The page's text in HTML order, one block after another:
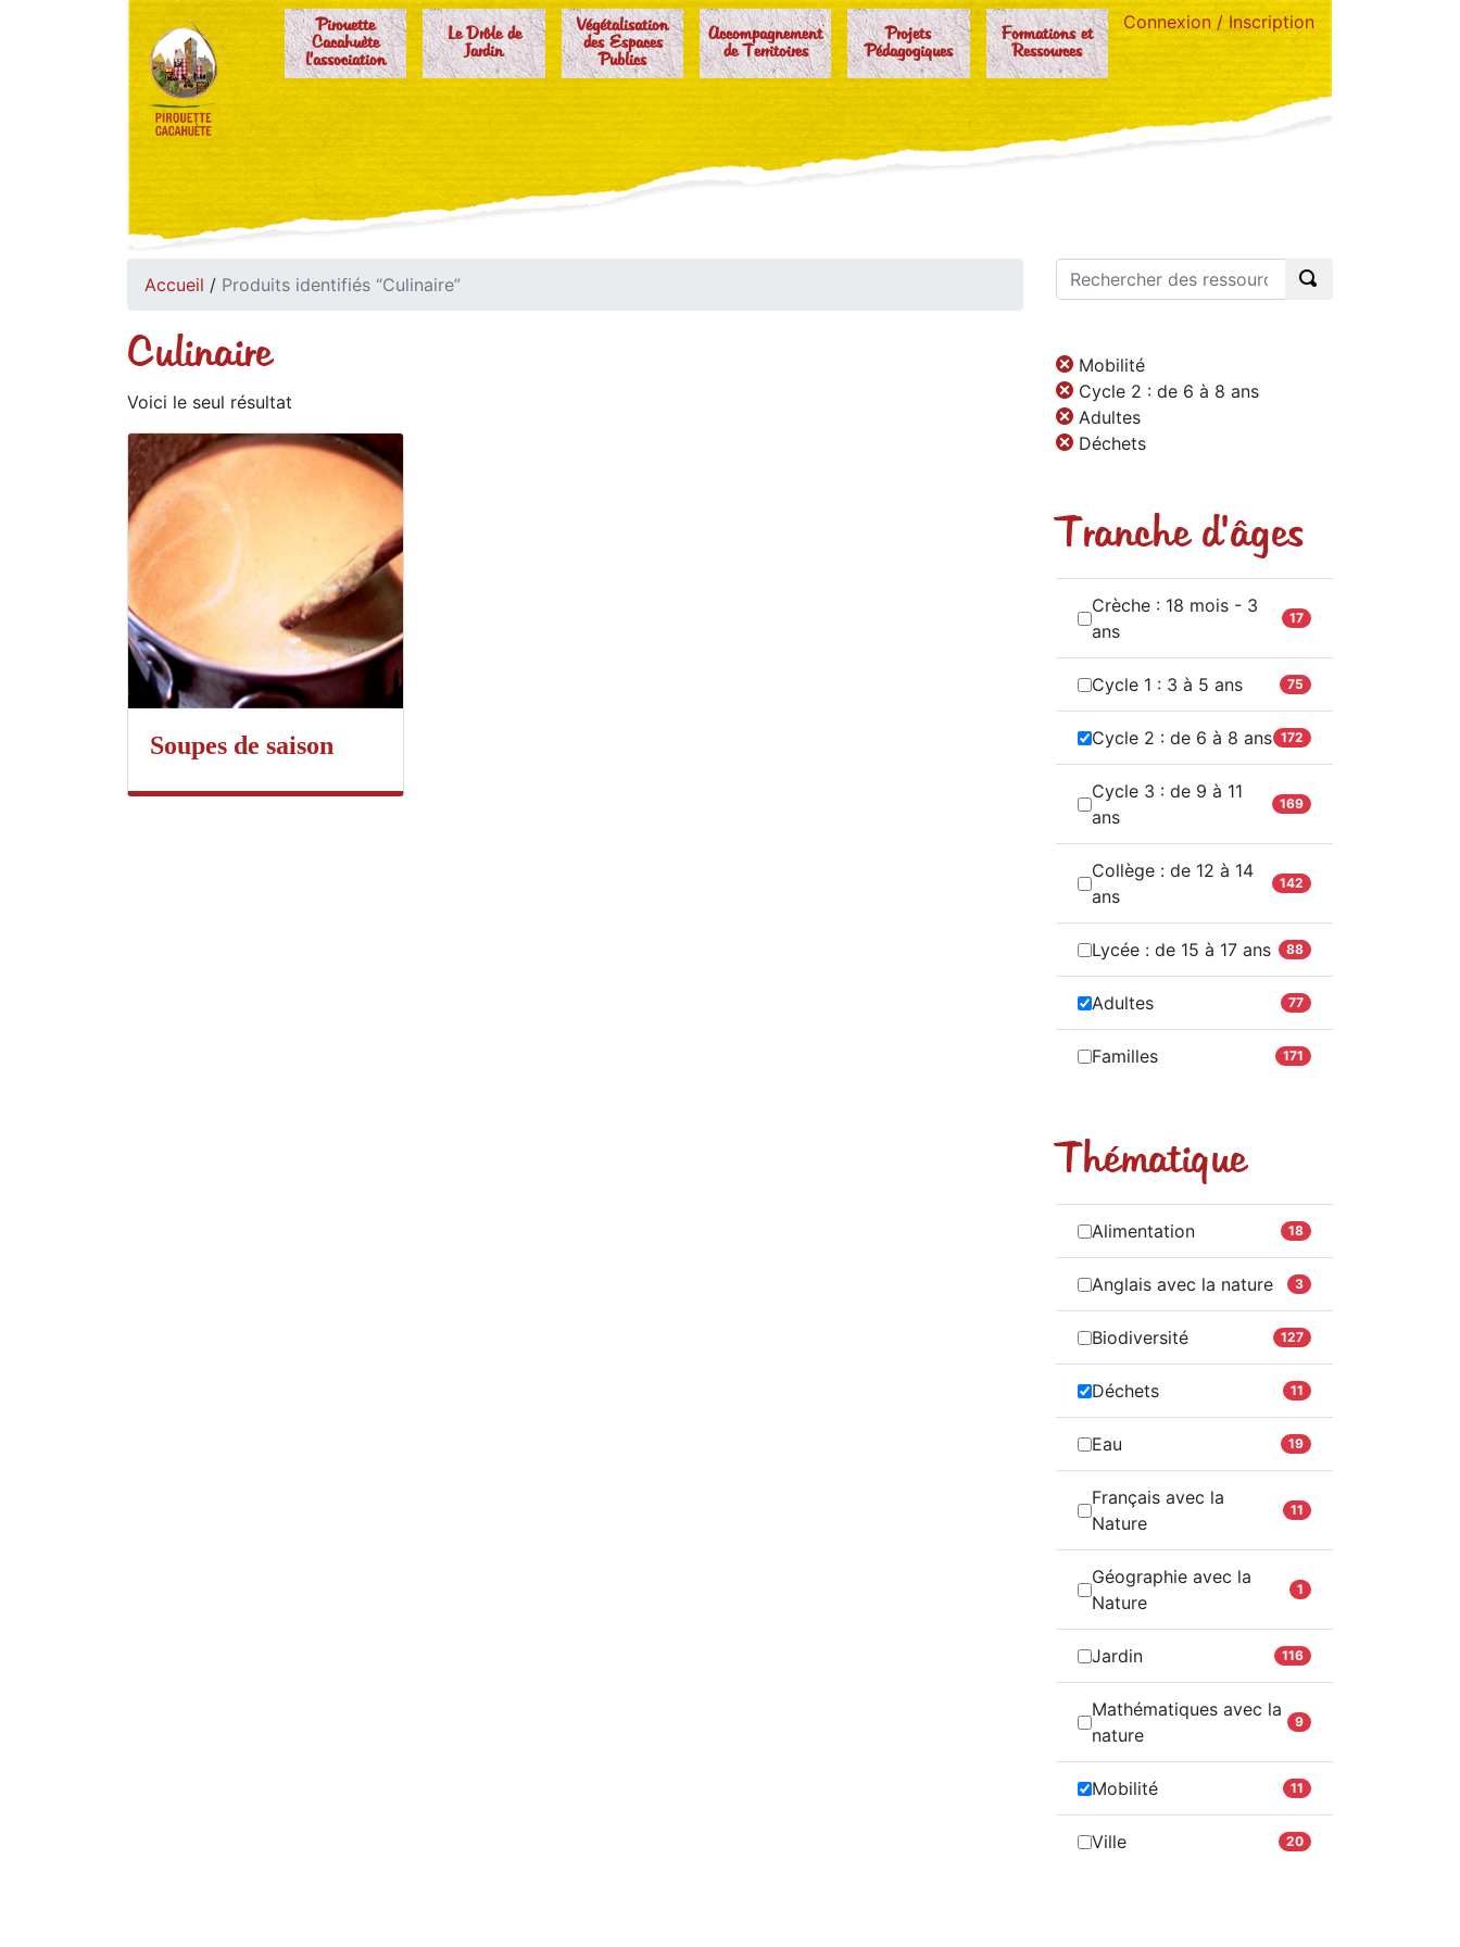
Pirouette
Cacahuète
l'association
Le Drôle de
Jardin
Végétalisation
des Espaces
Publics
Accompagnement
de Territoires
Projets
Pédagogiques
Formations et
Ressources
Connexion / Inscription
Accueil / Produits identifiés “Culinaire”
Culinaire
Voici le seul résultat
Soupes de saison
Mobilité
Cycle 2 : de 6 à 8 ans
Adultes
Déchets
Tranche d'âges
Crèche : 18 mois - 3
ans
17
Cycle 1 : 3 à 5 ans 75
Cycle 2 : de 6 à 8 ans 172
Cycle 3 : de 9 à 11
ans
169
Collège : de 12 à 14
ans
142
Lycée : de 15 à 17 ans 88
Adultes 77
Familles 171
Thématique
Alimentation 18
Anglais avec la nature 3
Biodiversité 127
Déchets 11
Eau 19
Français avec la
Nature
11
Géographie avec la
Nature
1
Jardin 116
Mathématiques avec la
nature
9
Mobilité 11
Ville 20